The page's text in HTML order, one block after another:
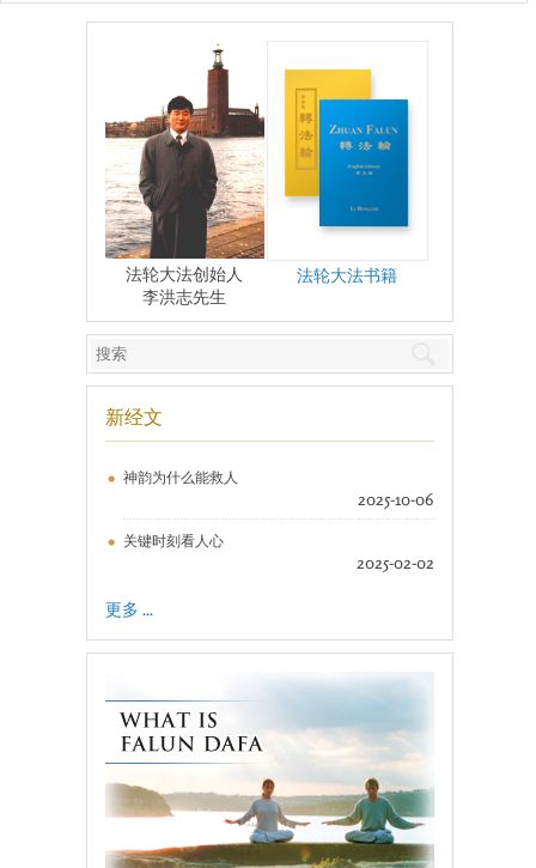
法轮大法创始人
李洪志先生
法轮大法书籍
新经文
神韵为什么能救人
2025-10-06
关键时刻看人心
2025-02-02
更多 ...